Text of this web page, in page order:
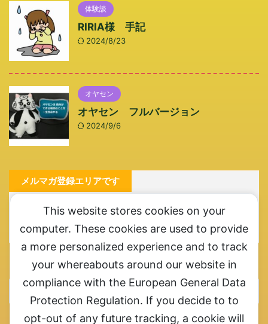
体験談
RIRIA様 手記
2024/8/23
オヤセン
オヤセン フルバージョン
2024/9/6
メルマガ登録エリアです
メルマガ登録お願いします。ここ一番というときにご連
絡させていただきます
カテゴリー
This website stores cookies on your
computer. These cookies are used to provide
a more personalized experience and to track
your whereabouts around our website in
compliance with the European General Data
Protection Regulation. If you decide to to
opt-out of any future tracking, a cookie will